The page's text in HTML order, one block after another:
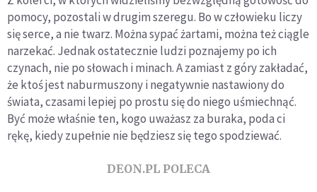
pomocy, pozostali w drugim szeregu. Bo w człowieku liczy
się serce, a nie twarz. Można sypać żartami, można też ciągle
narzekać. Jednak ostatecznie ludzi poznajemy po ich
czynach, nie po słowach i minach. A zamiast z góry zakładać,
że ktoś jest naburmuszony i negatywnie nastawiony do
świata, czasami lepiej po prostu się do niego uśmiechnąć.
Być może właśnie ten, kogo uważasz za buraka, poda ci
rękę, kiedy zupełnie nie będziesz się tego spodziewać.
DEON.PL POLECA